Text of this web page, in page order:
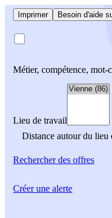
Imprimer Besoin d'aide
Métier, compétence, mot-
Lieu de travail
Distance autour du lieu
Rechercherdes offres
Créer une alerte